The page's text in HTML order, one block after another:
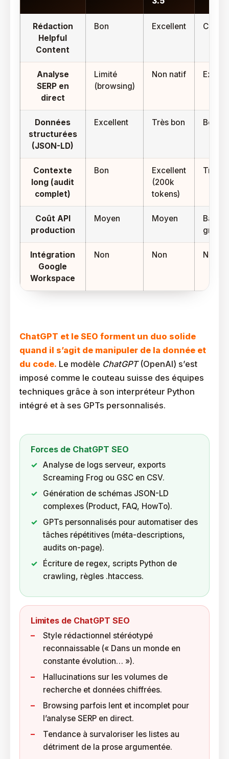
Rédaction
Helpful
Content
Bon Excellent
Analyse
SERP en
direct
Limité
(browsing)
Non natif
Données
structurées
(JSON-LD)
Excellent Très bon Bon
Contexte
long (audit
complet)
Bon
Excellent
(200k
tokens)
Très
Coût API
production
Moyen Moyen
Bas
Intégration
Google
Workspace
Non Non Native
ChatGPT et le SEO forment un duo solide
quand il s’agit de manipuler de la donnée et
du code. Le modèle ChatGPT(OpenAI) s’est
imposé comme le couteau suisse des équipes
techniques grâce à son interpréteur Python
intégré et à ses GPTs personnalisés.
Forces de ChatGPT SEO
Analyse de logs serveur, exports
Screaming Frog ou GSC en CSV.
Génération de schémas JSON-LD
complexes (Product, FAQ, HowTo).
GPTs personnalisés pour automatiser des
tâches répétitives (méta-descriptions,
audits on-page).
Écriture de regex, scripts Python de
crawling, règles .htaccess.
Limites de ChatGPT SEO
Style rédactionnel stéréotypé
reconnaissable (« Dans un monde en
constante évolution… »).
Hallucinations sur les volumes de
recherche et données chiffrées.
Browsing parfois lent et incomplet pour
l’analyse SERP en direct.
Tendance à survaloriser les listes au
détriment de la prose argumentée.